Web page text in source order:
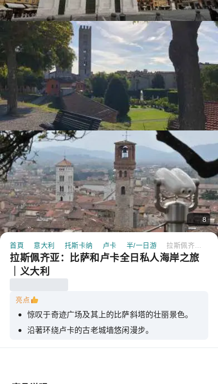
8
首頁 意大利 托斯卡纳 卢卡 半/一日游
拉斯佩齐亚：比萨和卢卡全日私人海岸之旅
｜义大利
亮点
惊叹于奇迹广场及其上的比萨斜塔的壮丽景色。
沿著环绕卢卡的古老城墙悠闲漫步。
参观最美丽的罗马圆形剧场，这里是绝佳的拍照地